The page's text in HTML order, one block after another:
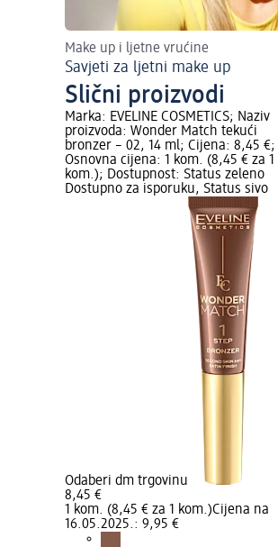
Make up i ljetne vrućine
Savjeti za ljetni make up
Slični proizvodi
Marka: EVELINE COSMETICS; Naziv
proizvoda: Wonder Match tekući
bronzer – 02, 14 ml; Cijena: 8,45 €;
Osnovna cijena: 1 kom. (8,45 € za 1
kom.); Dostupnost: Status zeleno
Dostupno za isporuku, Status sivo
Odaberi dm trgovinu
8,45 €
1 kom. (8,45 € za 1 kom.)Cijena na
16.05.2025.: 9,95 €